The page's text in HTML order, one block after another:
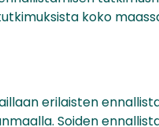
koko
erilaisten
Soiden